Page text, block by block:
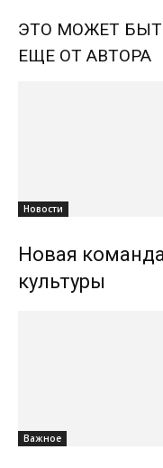
ЭТО МОЖЕТ
ЕЩЕ ОТ АВТОРА
Новости
Новая
культуры
Важное